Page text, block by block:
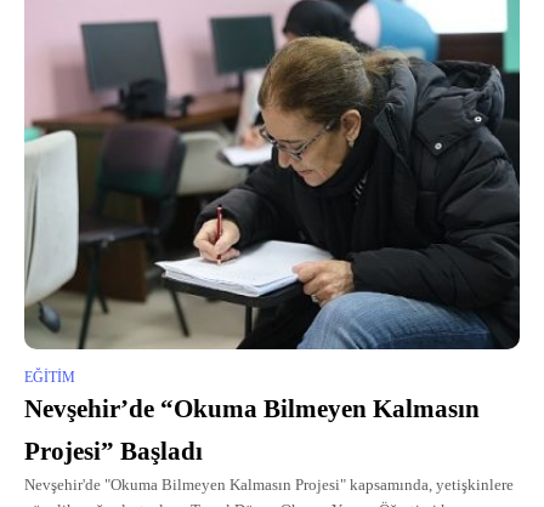
EĞITIM
Nevşehir’de “Okuma Bilmeyen Kalmasın
Projesi” Başladı
Nevşehir'de "Okuma Bilmeyen Kalmasın Projesi" kapsamında, yetişkinlere